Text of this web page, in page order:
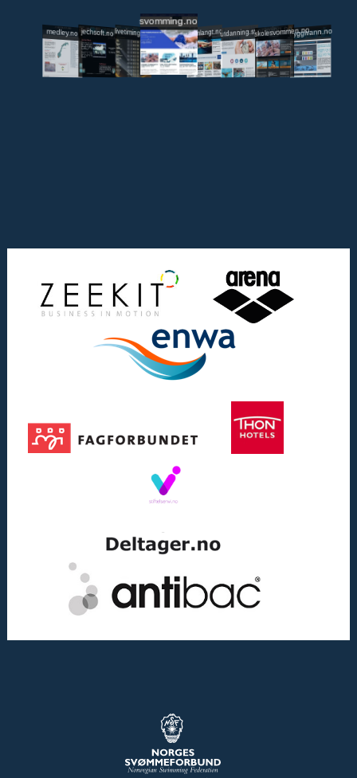
medley.no jechsoft.nolivetiming.medley.no
svomming.no
svomlangt.noutdanning.svomming.no
skolesvommen.notryggivann.no